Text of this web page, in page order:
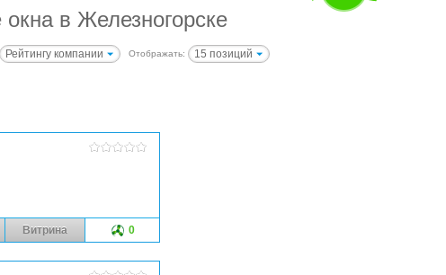
в Железногорске
Рейтингу компании Отображать: 15 позиций
Витрина 0